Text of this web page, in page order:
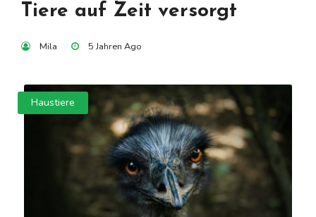
Tiere auf Zeit versorgt
Mila 5 Jahren Ago
Haustiere